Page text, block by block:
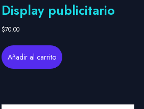
Display publicitario
$70.00
Añadir al carrito